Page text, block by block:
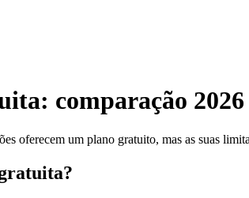
comparação 2026
oferecem um plano gratuito, mas as suas